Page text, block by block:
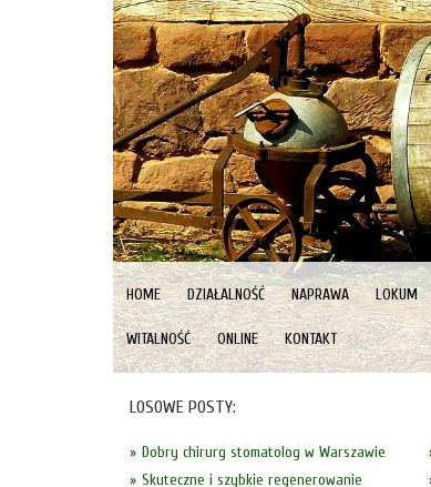
HOME DZIAŁALNOŚĆ NAPRAWA LOKUM
WITALNOŚĆ ONLINE KONTAKT
LOSOWE POSTY:
Dobry chirurg stomatolog w Warszawie
Skuteczne i szybkie regenerowanie